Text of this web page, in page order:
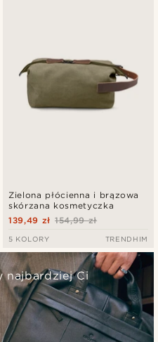
Zielona płócienna i brązowa
skórzana kosmetyczka
154,99 zł
139,49 zł
5 KOLORY TRENDHIM
najbardziej Ci